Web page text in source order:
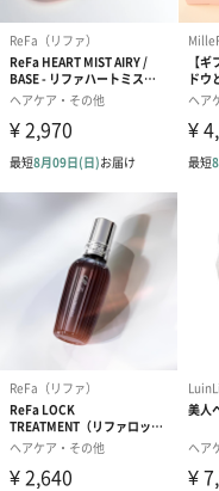
ズ油、シ
チルアミ
メトキシ
イソステ
グリセリ
リル／オ
脂肪酸、
サイズ
ご使用上／安
全上の注意
・お肌に
ください。
・お肌に
を中止し
ますと、
科専門医
（1）使
斑等）や
（2）使
な異常が
常のある
・目に入
・高温や
所には保